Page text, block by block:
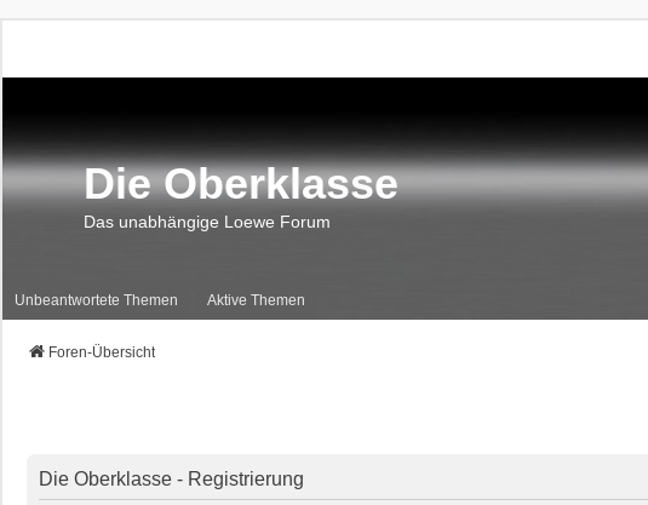
Die Oberklasse
Das unabhängige Loewe Forum
Unbeantwortete Themen Aktive Themen
Foren-Übersicht
Die Oberklasse - Registrierung